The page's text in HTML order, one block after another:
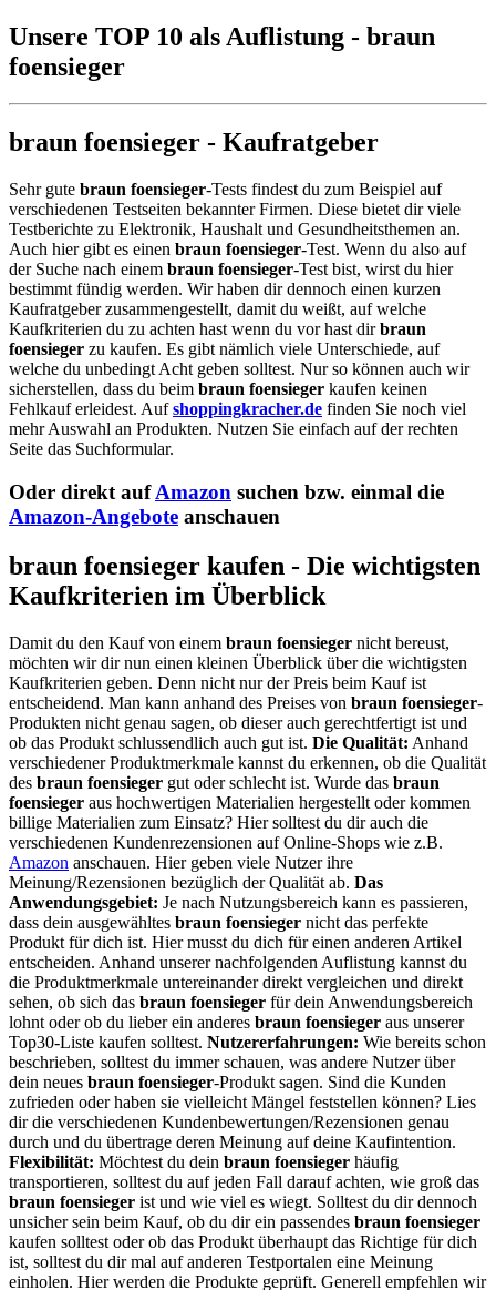
Unsere TOP 10 als Auflistung - braun
foensieger
braun foensieger - Kaufratgeber
Sehr gute braun foensieger-Tests findest du zum Beispiel auf
verschiedenen Testseiten bekannter Firmen. Diese bietet dir viele
Testberichte zu Elektronik, Haushalt und Gesundheitsthemen an.
Auch hier gibt es einen braun foensieger-Test. Wenn du also auf
der Suche nach einem braun foensieger-Test bist, wirst du hier
bestimmt fündig werden. Wir haben dir dennoch einen kurzen
Kaufratgeber zusammengestellt, damit du weißt, auf welche
Kaufkriterien du zu achten hast wenn du vor hast dirbraun
foensieger zu kaufen. Es gibt nämlich viele Unterschiede, auf
welche du unbedingt Acht geben solltest. Nur so können auch wir
sicherstellen, dass du beim braun foensieger kaufen keinen
Fehlkauf erleidest. Aufshoppingkracher.de finden Sie noch viel
mehr Auswahl an Produkten. Nutzen Sie einfach auf der rechten
Seite das Suchformular.
Oder direkt aufAmazon suchen bzw. einmal die
Amazon-Angebote anschauen
braun foensieger kaufen - Die wichtigsten
Kaufkriterien im Überblick
Damit du den Kauf von einem braun foensieger nicht bereust,
möchten wir dir nun einen kleinen Überblick über die wichtigsten
Kaufkriterien geben. Denn nicht nur der Preis beim Kauf ist
entscheidend. Man kann anhand des Preises von braun foensieger-
Produkten nicht genau sagen, ob dieser auch gerechtfertigt ist und
ob das Produkt schlussendlich auch gut ist. Die Qualität: Anhand
verschiedener Produktmerkmale kannst du erkennen, ob die Qualität
des braun foensieger gut oder schlecht ist. Wurde das braun
foensieger aus hochwertigen Materialien hergestellt oder kommen
billige Materialien zum Einsatz? Hier solltest du dir auch die
verschiedenen Kundenrezensionen auf Online-Shops wie z.B.
Amazon anschauen. Hier geben viele Nutzer ihre
Meinung/Rezensionen bezüglich der Qualität ab. Das
Anwendungsgebiet: Je nach Nutzungsbereich kann es passieren,
dass dein ausgewähltes braun foensieger nicht das perfekte
Produkt für dich ist. Hier musst du dich für einen anderen Artikel
entscheiden. Anhand unserer nachfolgenden Auflistung kannst du
die Produktmerkmale untereinander direkt vergleichen und direkt
sehen, ob sich das braun foensieger für dein Anwendungsbereich
lohnt oder ob du lieber ein anderes braun foensieger aus unserer
Top30-Liste kaufen solltest. Nutzererfahrungen: Wie bereits schon
beschrieben, solltest du immer schauen, was andere Nutzer über
dein neues braun foensieger-Produkt sagen. Sind die Kunden
zufrieden oder haben sie vielleicht Mängel feststellen können? Lies
dir die verschiedenen Kundenbewertungen/Rezensionen genau
durch und du übertrage deren Meinung auf deine Kaufintention.
Flexibilität: Möchtest du dein braun foensieger häufig
transportieren, solltest du auf jeden Fall darauf achten, wie groß das
braun foensieger ist und wie viel es wiegt. Solltest du dir dennoch
unsicher sein beim Kauf, ob du dir ein passendes braun foensieger
kaufen solltest oder ob das Produkt überhaupt das Richtige für dich
ist, solltest du dir mal auf anderen Testportalen eine Meinung
einholen. Hier werden die Produkte geprüft. Generell empfehlen wir